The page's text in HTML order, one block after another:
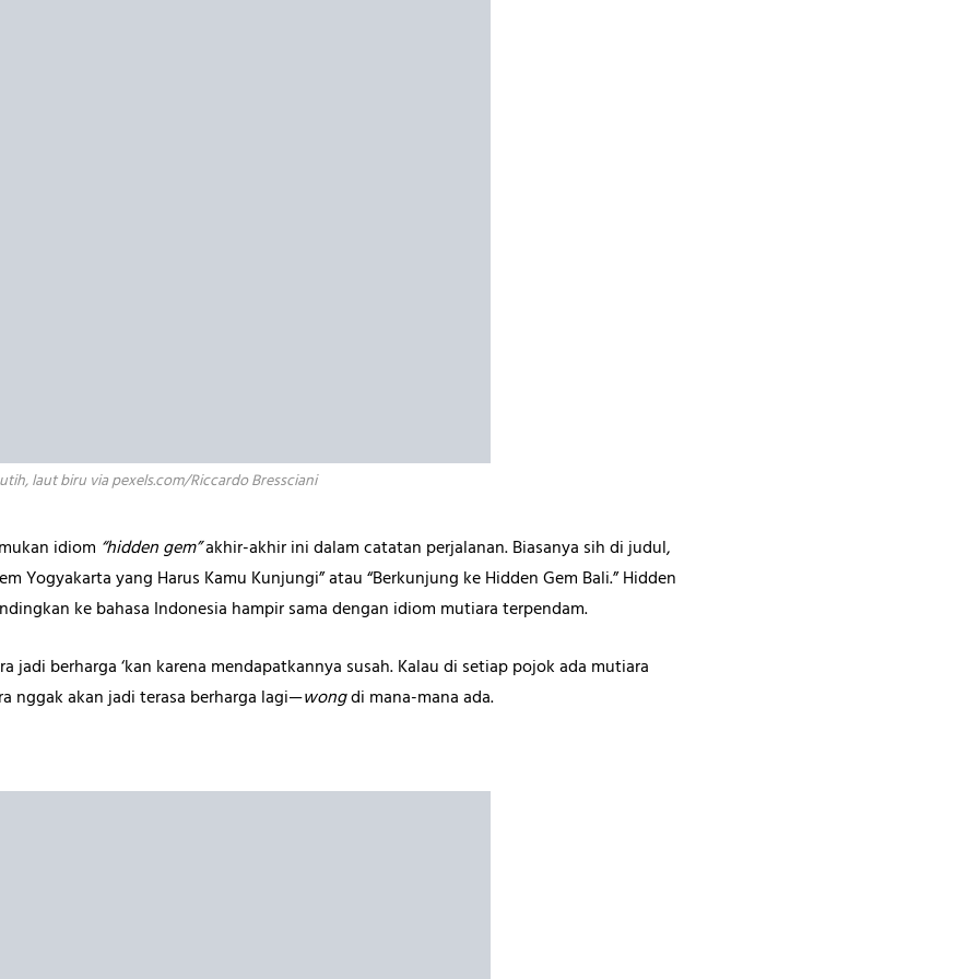
laut biru via pexels.com/Riccardo Bressciani
idiom “hidden gem”akhir-akhir ini dalam catatan perjalanan. Biasanya sih di judul,
Yogyakarta yang Harus Kamu Kunjungi” atau “Berkunjung ke Hidden Gem Bali.” Hidden
ke bahasa Indonesia hampir sama dengan idiom mutiara terpendam.
jadi berharga ‘kan karena mendapatkannya susah. Kalau di setiap pojok ada mutiara
nggak akan jadi terasa berharga lagi—wongdi mana-mana ada.